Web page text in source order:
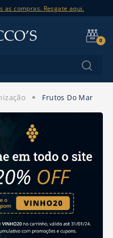
as compras. Resgate aqui.
0
frutos do mar